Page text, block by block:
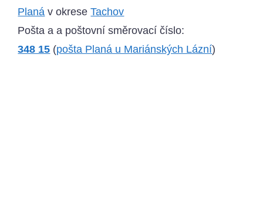
Planá v okreseTachov
Pošta a a poštovní směrovací číslo:
348 15 (pošta Planá u Mariánských Lázní)